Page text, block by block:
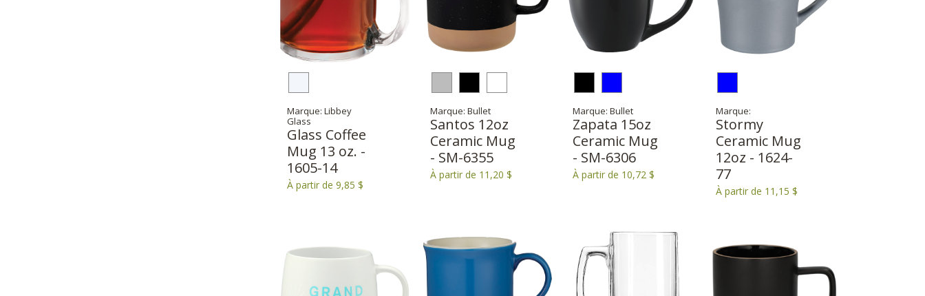
Marque: Libbey
Glass
Glass Coffee
Mug 13 oz. -
1605-14
À partir de 9,85 $
Marque: Bullet
Santos 12oz
Ceramic Mug
- SM-6355
À partir de 11,20 $
Marque: Bullet
Zapata 15oz
Ceramic Mug
- SM-6306
À partir de 10,72 $
Marque:
Stormy
Ceramic Mug
12oz - 1624-
77
À partir de 11,15 $